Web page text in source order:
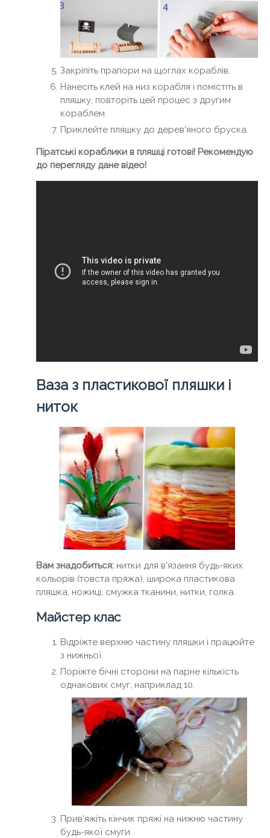
Закріпіть прапори на щоглах кораблів.
Нанесіть клей на низ корабля і помістіть в
пляшку, повторіть цей процес з другим
кораблем.
Приклейте пляшку до дерев'яного бруска.
Піратські кораблики в пляшці готові! Рекомендую
до перегляду дане відео!
Ваза з пластикової пляшки і
ниток
Вам знадобиться: нитки для в'язання будь-яких
кольорів (товста пряжа), широка пластикова
пляшка, ножиці, смужка тканини, нитки, голка.
Майстер клас
Відріжте верхню частину пляшки і працюйте
з нижньої.
Поріжте бічні сторони на парне кількість
однакових смуг, наприклад 10.
Прив'яжіть кінчик пряжі на нижню частину
будь-якої смуги.